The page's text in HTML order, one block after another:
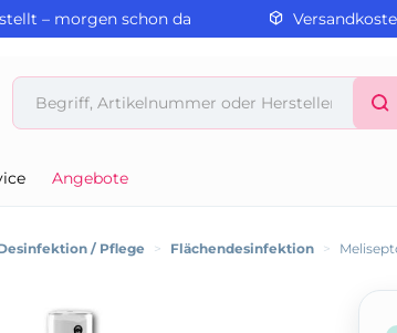
– morgen schon da
Angebote
/ Pflege > Flächendesinfektion >